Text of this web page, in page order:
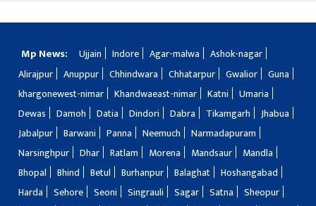
Mp News: Ujjain Indore Agar-malwa
Ashok-nagar
Alirajpur
Anuppur Chhindwara Chhatarpur Gwalior
Guna
khargonewest-nimar
Khandwaeast-nimar Katni
Umaria
Dewas
Damoh Datia Dindori Dabra Tikamgarh
Jhabua
Jabalpur
Barwani Panna Neemuch
Narmadapuram
Narsinghpur
Dhar Ratlam Morena Mandsaur
Mandla
Bhopal
Bhind Betul Burhanpur Balaghat
Hoshangabad
Harda
Sehore Seoni Singrauli Sagar Satna
Sheopur